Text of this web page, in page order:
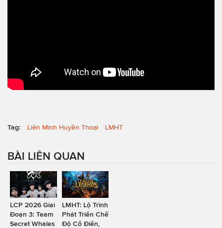
Tag: Liên Minh Huyền Thoại LMHT
BÀI LIÊN QUAN
LCP 2026 Giai
Đoạn 3: Team
Secret Whales
LMHT: Lộ Trình
Phát Triển Chế
Độ Cổ Điển,